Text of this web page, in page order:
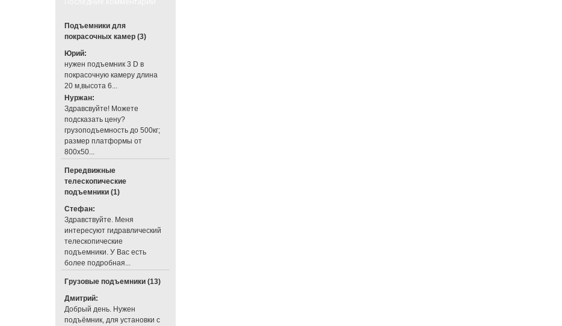
Подъемники для
покрасочных камер (3)
Юрий:
нужен подъемник 3 D в
покрасочную камеру длина
20 м,высота 6...
Нуржан:
Здравсвуйте! Можете
подсказать цену?
грузоподъемность до 500кг;
размер платформы от
800х50...
Передвижные
телескопические
подъемники (1)
Стефан:
Здравствуйте. Меня
интересуют гидравлический
телескопические
подъемники. У Вас есть
более подробная...
Грузовые подъемники (13)
Дмитрий:
Добрый день. Нужен
подъёмник, для установки с